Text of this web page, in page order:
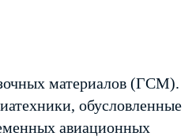
материалов (ГСМ).
обусловленные
авиационных